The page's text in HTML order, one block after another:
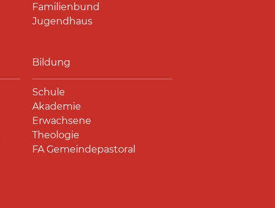
Familienbund
Jugendhaus
Bildung
Schule
Akademie
Erwachsene
Theologie
FA Gemeindepastoral